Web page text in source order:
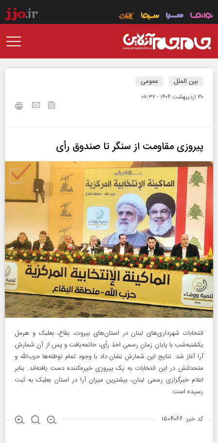
بین الملل عمومی
۳۰ ارديبهشت ۱۴۰۴ - ۰۸:۳۲
پیروزی مقاومت از سنگر تا صندوق رأی
انتخابات شهرداری‌های لبنان در استان‌های بیروت، بقاع، بعلبک و هرمل
یکشنبه‌شب با پایان زمان رسمی اخذ رأی، خاتمه‌یافت و پس از آن شمارش
آرا آغاز شد. نتایج این شمارش نشان داد با وجود تمام توطئه‌ها حزب‌الله و
متحدانش در این انتخابات به یک پیروزی خیره‌کننده دست یافته‌اند. بنابر
اعلام خبرگزاری رسمی لبنان، بیشترین میزان آرا در استان بعلبک به ثبت
رسیده است.
کد خبر: ۱۵۰۴۰۶۶